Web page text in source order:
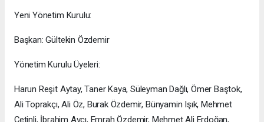
Yeni Yönetim Kurulu:
Başkan: Gültekin Özdemir
Yönetim Kurulu Üyeleri:
Harun Reşit Aytay, Taner Kaya, Süleyman Dağlı, Ömer Baştok,
Ali Toprakçı, Ali Öz, Burak Özdemir, Bünyamin Işık, Mehmet
Çetinli, İbrahim Avcı, Emrah Özdemir, Mehmet Ali Erdoğan,